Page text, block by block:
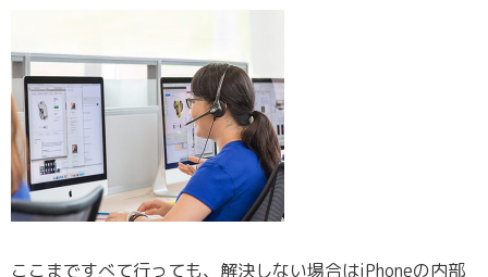
ここまですべて行っても、解決しない場合はiPhoneの内部